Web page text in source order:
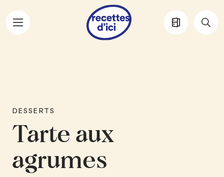
Aller au contenu principal
DESSERTS
Tarte aux
agrumes